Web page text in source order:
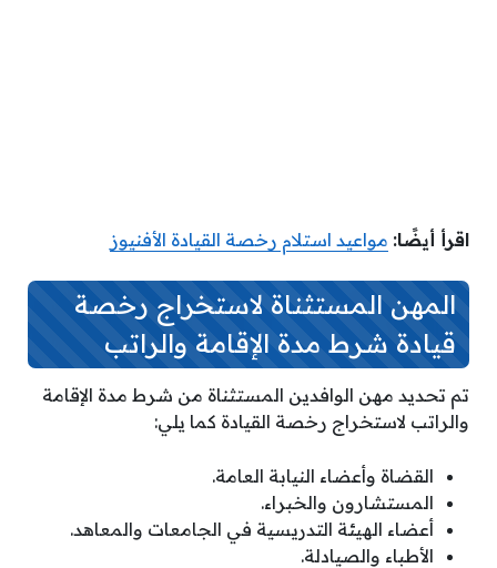
اقرأ أيضًا: مواعيد استلام رخصة القيادة الأفنيوز
المهن المستثناة لاستخراج رخصة
قيادة شرط مدة الإقامة والراتب
تم تحديد مهن الوافدين المستثناة من شرط مدة الإقامة
والراتب لاستخراج رخصة القيادة كما يلي:
القضاة وأعضاء النيابة العامة.
المستشارون والخبراء.
أعضاء الهيئة التدريسية في الجامعات والمعاهد.
الأطباء والصيادلة.